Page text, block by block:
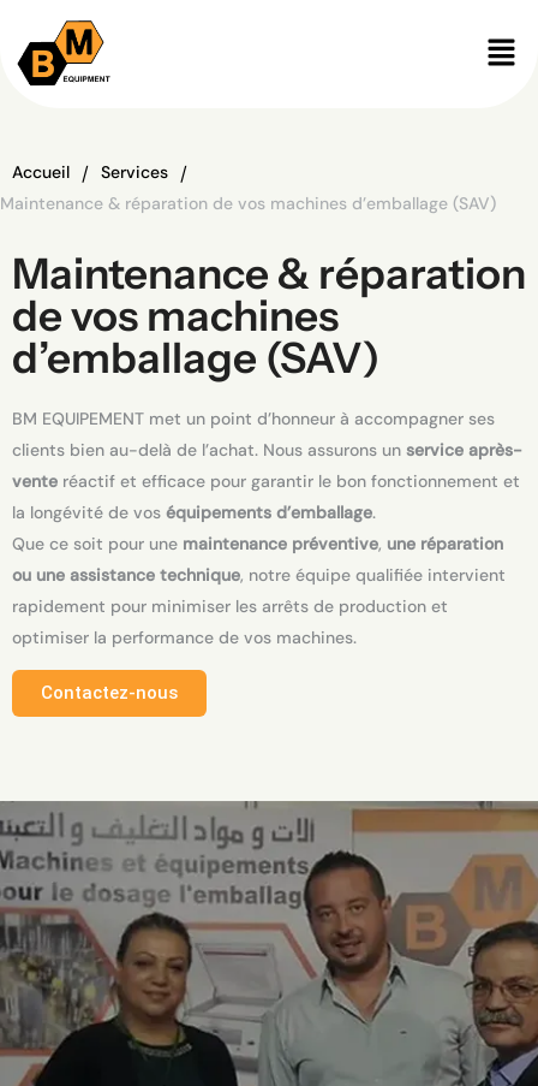
Accueil / Services /
Maintenance & réparation de vos machines d’emballage (SAV)
Maintenance & réparation
de vos machines
d’emballage (SAV)
BM EQUIPEMENT met un point d’honneur à accompagner ses
clients bien au-delà de l’achat. Nous assurons un service après-
vente réactif et efficace pour garantir le bon fonctionnement et
la longévité de vos équipements d’emballage.
Que ce soit pour une maintenance préventive, une réparation
ou une assistance technique, notre équipe qualifiée intervient
rapidement pour minimiser les arrêts de production et
optimiser la performance de vos machines.
Contactez-nous